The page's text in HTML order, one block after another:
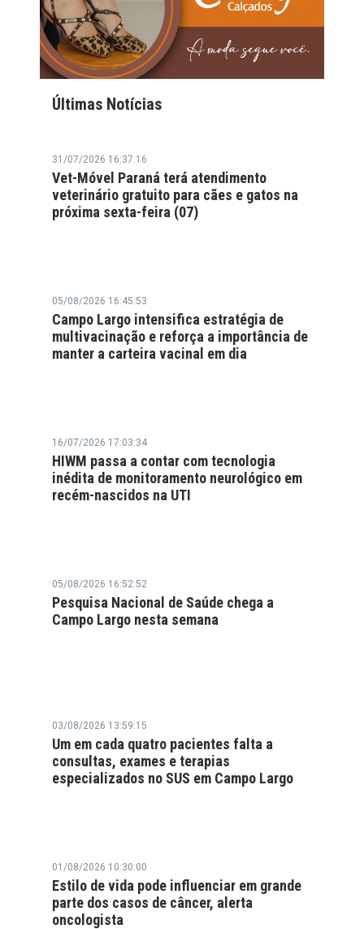
Últimas Notícias
31/07/2026 16:37:16
Vet-Móvel Paraná terá atendimento
veterinário gratuito para cães e gatos na
próxima sexta-feira (07)
05/08/2026 16:45:53
Campo Largo intensifica estratégia de
multivacinação e reforça a importância de
manter a carteira vacinal em dia
16/07/2026 17:03:34
HIWM passa a contar com tecnologia
inédita de monitoramento neurológico em
recém-nascidos na UTI
05/08/2026 16:52:52
Pesquisa Nacional de Saúde chega a
Campo Largo nesta semana
03/08/2026 13:59:15
Um em cada quatro pacientes falta a
consultas, exames e terapias
especializados no SUS em Campo Largo
01/08/2026 10:30:00
Estilo de vida pode influenciar em grande
parte dos casos de câncer, alerta
oncologista